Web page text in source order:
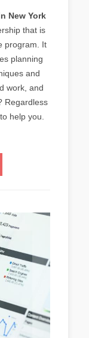
New York
that is
program. It
planning
and
work, and
Regardless
help you.